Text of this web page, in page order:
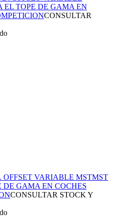
EL TOPE DE GAMA EN
CONSULTAR
OFFSET VARIABLE MSTMST
DE GAMA EN COCHES
CONSULTAR STOCK Y